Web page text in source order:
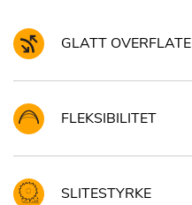
GLATT OVERFLATE
FLEKSIBILITET
SLITESTYRKE